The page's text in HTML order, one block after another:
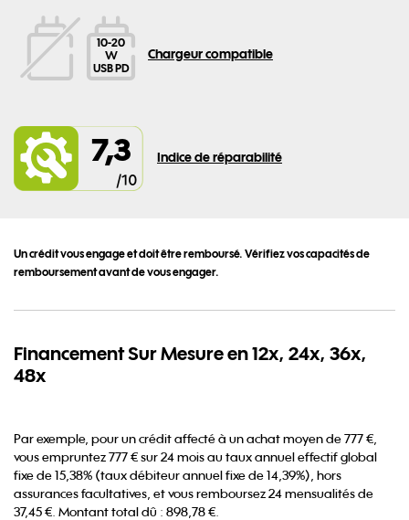
La
10-20
W
USB PD
Chargeur compatible
7,3 Indice de réparabilité
Un crédit vous engage et doit être remboursé. Vérifiez vos capacités de
remboursement avant de vous engager.
Financement Sur Mesure en 12x, 24x, 36x,
48x
Par exemple, pour un crédit affecté à un achat moyen de 777 €,
vous empruntez 777 € sur 24 mois au taux annuel effectif global
fixe de 15,38% (taux débiteur annuel fixe de 14,39%), hors
assurances facultatives, et vous remboursez 24 mensualités de
37,45 €. Montant total dû : 898,78 €.